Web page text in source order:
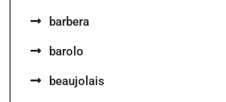
barbera
barolo
beaujolais